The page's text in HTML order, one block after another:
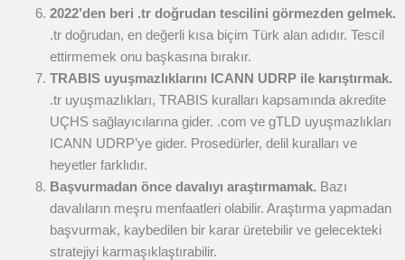
2022’den beri .tr doğrudan tescilini görmezden gelmek.
.tr doğrudan, en değerli kısa biçim Türk alan adıdır. Tescil
ettirmemek onu başkasına bırakır.
TRABIS uyuşmazlıklarını ICANN UDRP ile karıştırmak.
.tr uyuşmazlıkları, TRABIS kuralları kapsamında akredite
UÇHS sağlayıcılarına gider. .com ve gTLD uyuşmazlıkları
ICANN UDRP’ye gider. Prosedürler, delil kuralları ve
heyetler farklıdır.
Başvurmadan önce davalıyı araştırmamak. Bazı
davalıların meşru menfaatleri olabilir. Araştırma yapmadan
başvurmak, kaybedilen bir karar üretebilir ve gelecekteki
stratejiyi karmaşıklaştırabilir.